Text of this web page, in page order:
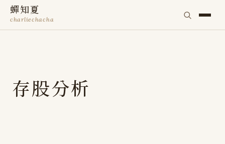
蟬知夏
charliechacha
存股分析